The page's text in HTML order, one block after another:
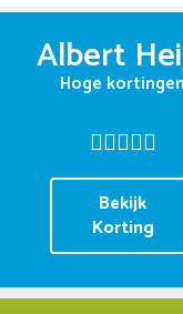
Albert
Hoge kortingen
Bekijk
Korting